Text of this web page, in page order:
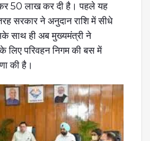
50 लाख कर दी है। पहले यह
सरकार ने अनुदान राशि में सीधे
साथ ही अब मुख्यमंत्री ने
के लिए परिवहन निगम की बस में
की है।